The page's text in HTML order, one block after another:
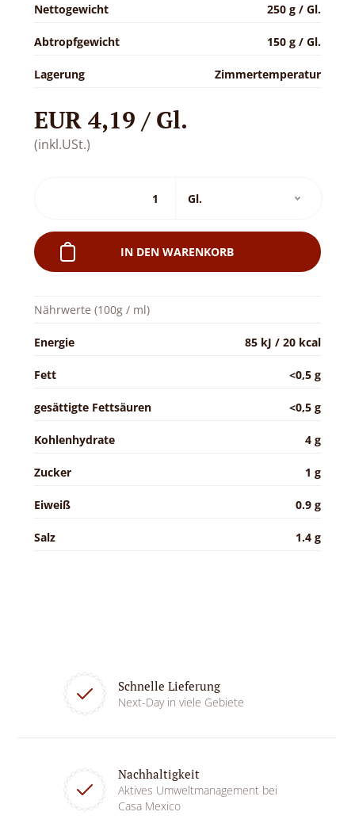
Nettogewicht 250 g / Gl.
Abtropfgewicht 150 g / Gl.
Lagerung Zimmertemperatur
EUR 4,19 / Gl.
(inkl.USt.)
IN DEN WARENKORB
Nährwerte (100g / ml)
Energie 85 kJ / 20 kcal
Fett <0,5 g
gesättigte Fettsäuren <0,5 g
Kohlenhydrate 4 g
Zucker 1 g
Eiweiß 0.9 g
Salz 1.4 g
Schnelle Lieferung
Next-Day in viele Gebiete
Nachhaltigkeit
Aktives Umweltmanagement bei
Casa Mexico